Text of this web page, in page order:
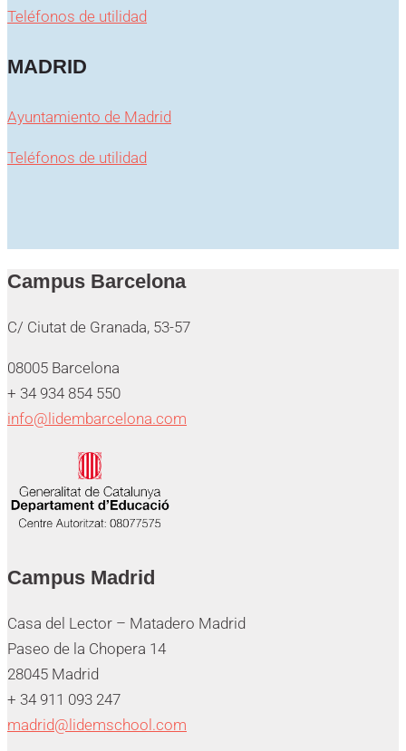
Teléfonos de utilidad
MADRID
Ayuntamiento de Madrid
Teléfonos de utilidad
Campus Barcelona
C/ Ciutat de Granada, 53-57
08005 Barcelona
+ 34 934 854 550
info@lidembarcelona.com
Campus Madrid
Casa del Lector – Matadero Madrid
Paseo de la Chopera 14
28045 Madrid
+ 34 911 093 247
madrid@lidemschool.com